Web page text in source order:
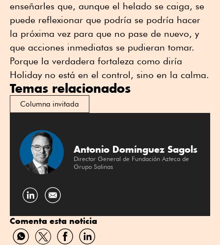
enseñarles que, aunque el helado se caiga, se
puede reflexionar que podría se podría hacer
la próxima vez para que no pase de nuevo, y
que acciones inmediatas se pudieran tomar.
Porque la verdadera fortaleza como diría
Holiday no está en el control, sino en la calma.
Temas relacionados
Columna invitada
Antonio Domínguez Sagols
Director General de Fundación Azteca de
Grupo Salinas
Compartir
Linkedin
Comenta esta noticia
CompartirCompartirCompartirCompartir